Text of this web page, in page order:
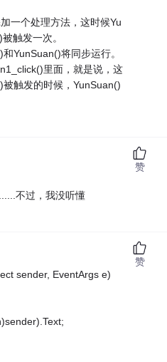
一个处理方法，这时候Yu
触发一次。
YunSuan()将同步运行。
里面，就是说，这
触发的时候，YunSuan()
不过，我没听懂
赞
sender, EventArgs e)
赞